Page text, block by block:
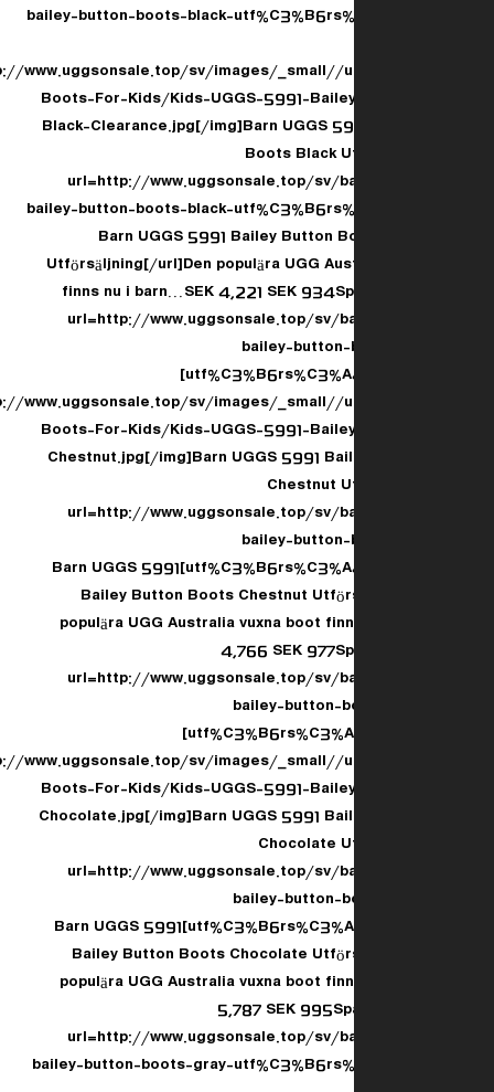
bailey-button-boots-black-
[img]http://www.uggsonsale.top/sv/images/_small//
Boots-For-Kids/Kids-UGGS-5991-
Black-Clearance.jpg[/img]Barn UGGS
[url=http://www.uggsonsale.top/sv/
bailey-button-boots-black-
1.html]Barn UGGS 5991 Bailey Button
Utförsäljning[/url]Den populära UGG
finns nu i barn…SEK 4,221 SEK
[url=http://www.uggsonsale.top/sv/
utf%C3%B6rs%C3%A4ljning-p-5.html]
[img]http://www.uggsonsale.top/sv/images/_small//
Boots-For-Kids/Kids-UGGS-5991-
Chestnut.jpg[/img]Barn UGGS 5991
[url=http://www.uggsonsale.top/sv/
utf%C3%B6rs%C3%A4ljning-p-5.html]Barn UGGS 5991
Bailey Button Boots Chestnut
populära UGG Australia vuxna boot
[url=http://www.uggsonsale.top/sv/
utf%C3%B6rs%C3%A4ljning-p-7.html]
[img]http://www.uggsonsale.top/sv/images/_small//
Boots-For-Kids/Kids-UGGS-5991-
Chocolate.jpg[/img]Barn UGGS 5991
[url=http://www.uggsonsale.top/sv/
utf%C3%B6rs%C3%A4ljning-p-7.html]Barn UGGS 5991
Bailey Button Boots Chocolate
populära UGG Australia vuxna boot
[url=http://www.uggsonsale.top/sv/
bailey-button-boots-gray-